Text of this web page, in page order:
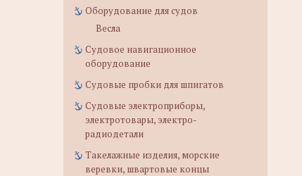
Оборудование для судов
Весла
Судовое навигационное
оборудование
Судовые пробки для шпигатов
Судовые электроприборы,
электротовары, электро-
радиодетали
Такелажные изделия, морские
веревки, швартовые концы